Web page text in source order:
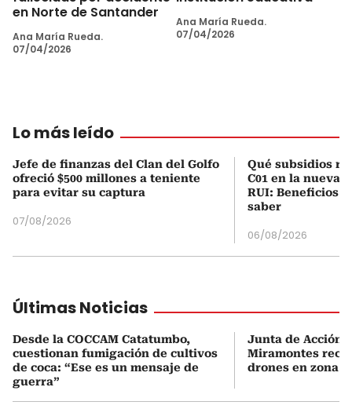
en Norte de Santander
Ana María Rueda.
07/04/2026
Ana María Rueda.
07/04/2026
Lo más leído
Jefe de finanzas del Clan del Golfo
ofreció $500 millones a teniente
para evitar su captura
07/08/2026
Qué subsidios
C01 en la nueva
RUI: Beneficios
saber
06/08/2026
Últimas Noticias
Desde la COCCAM Catatumbo,
cuestionan fumigación de cultivos
de coca: “Ese es un mensaje de
guerra”
Junta de Acción
Miramontes
drones en zona